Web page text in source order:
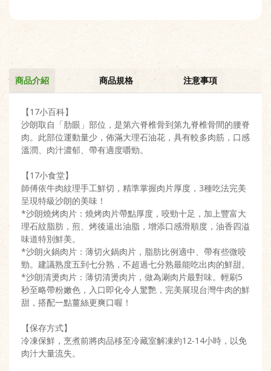
商品介紹 商品規格 注意事項
【17小百科】
沙朗取自「肋眼」部位，是第六脊椎骨到第九脊椎骨間的腰脊
肉。此部位運動量少，佈滿大理石油花，具有較多肉筋，口感
溫潤、肉汁濃郁、帶有適度嚼勁。
【17小食堂】
師傅依牛肉紋理手工鮮切，精準掌握肉片厚度，3種吃法完美
呈現特級沙朗的美味！
*沙朗燒烤肉片：燒烤肉片帶點厚度，咬勁十足，加上豐富大
理石紋脂肪，煎、烤後逼出油脂，增添口感滑順度，油香四溢
味道特別鮮美。
*沙朗火鍋肉片：薄切火鍋肉片，脂肪比例適中、帶有些微咬
勁。建議熟度五到七分熟，不超過七分熟最能吃出肉的鮮甜。
*沙朗清燙肉片：薄切清燙肉片，做為涮肉片最對味。輕刷5
秒至略帶粉嫩色，入口即化令人驚艷，完美展現台灣牛肉的鮮
甜，搭配一點薑絲更爽口喔！
【保存方式】
冷凍保鮮，烹煮前將肉品移至冷藏室解凍約12-14小時，以免
肉汁大量流失。